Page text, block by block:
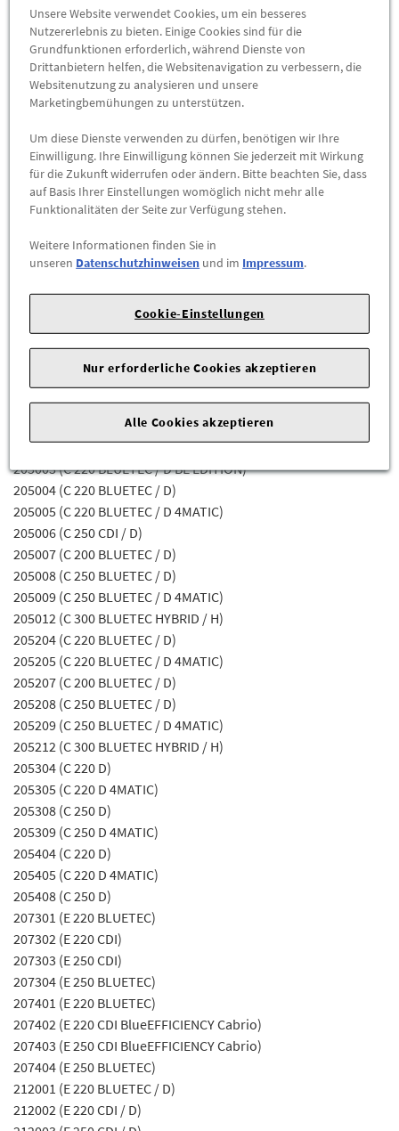
-
ZUM WARENKORB HINZUFÜGEN
70723 Stuttgart |Tel: +49711170 |E-Mail:
dialog.mb@mercedes-benz.com|Webseite:
https://www.mercedes-benz.com
passt?
Senden Sieuns die komplette Fahrgestellnummer Ihres
Fahrzeugs, wir prüfen für Sie, ob das Teil passt.
Zum Beispiel passend (kann Ausstattung- oder
Fahrgestellnummerabhängig sein) für die Mercedes-Benz
Modelle:
205002 (C 220 CDI / D)
205003 (C 220 BLUETEC / D BE EDITION)
205004 (C 220 BLUETEC / D)
205005 (C 220 BLUETEC / D 4MATIC)
205006 (C 250 CDI / D)
205007 (C 200 BLUETEC / D)
205008 (C 250 BLUETEC / D)
205009 (C 250 BLUETEC / D 4MATIC)
205012 (C 300 BLUETEC HYBRID / H)
205204 (C 220 BLUETEC / D)
205205 (C 220 BLUETEC / D 4MATIC)
205207 (C 200 BLUETEC / D)
205208 (C 250 BLUETEC / D)
205209 (C 250 BLUETEC / D 4MATIC)
205212 (C 300 BLUETEC HYBRID / H)
205304 (C 220 D)
205305 (C 220 D 4MATIC)
205308 (C 250 D)
205309 (C 250 D 4MATIC)
205404 (C 220 D)
205405 (C 220 D 4MATIC)
205408 (C 250 D)
207301 (E 220 BLUETEC)
207302 (E 220 CDI)
207303 (E 250 CDI)
207304 (E 250 BLUETEC)
207401 (E 220 BLUETEC)
207402 (E 220 CDI BlueEFFICIENCY Cabrio)
207403 (E 250 CDI BlueEFFICIENCY Cabrio)
207404 (E 250 BLUETEC)
212001 (E 220 BLUETEC / D)
212002 (E 220 CDI / D)
Unsere Website verwendet Cookies, um ein besseres
Nutzererlebnis zu bieten. Einige Cookies sind für die
Grundfunktionen erforderlich, während Dienste von
Drittanbietern helfen, die Websitenavigation zu verbessern, die
Websitenutzung zu analysieren und unsere
Marketingbemühungen zu unterstützen.
Um diese Dienste verwenden zu dürfen, benötigen wir Ihre
Einwilligung. Ihre Einwilligung können Sie jederzeit mit Wirkung
für die Zukunft widerrufen oder ändern. Bitte beachten Sie, dass
auf Basis Ihrer Einstellungen womöglich nicht mehr alle
Funktionalitäten der Seite zur Verfügung stehen.
Weitere Informationen finden Sie in
unseren Datenschutzhinweisen und im Impressum.
Cookie-Einstellungen
Nur erforderliche Cookies akzeptieren
Alle Cookies akzeptieren